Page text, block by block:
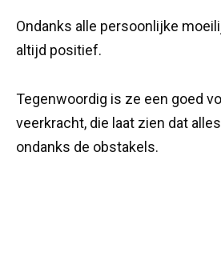
Ondanks alle persoonlijke
altijd positief.
Tegenwoordig is ze een goed
veerkracht, die laat zien dat
ondanks de obstakels.